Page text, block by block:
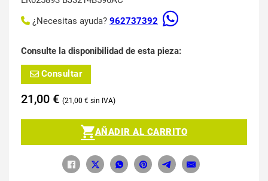
¿Necesitas ayuda? 962737392
Consulte la disponibilidad de esta pieza:
Consultar
21,00 € 21,00 €
AÑADIR AL CARRITO